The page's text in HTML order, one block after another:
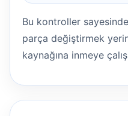
Bu kontroller
parça değiştirmek
kaynağına inmeye